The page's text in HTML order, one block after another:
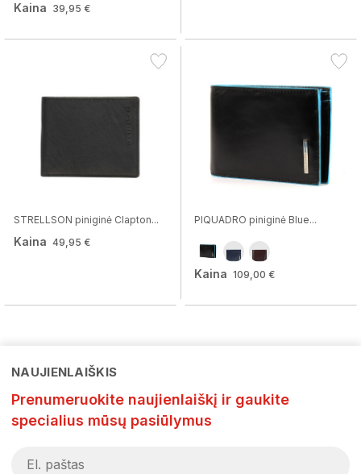
Kaina 39,95 €
STRELLSON piniginė Clapton...
Kaina 49,95 €
PIQUADRO piniginė Blue...
Kaina 109,00 €
NAUJIENLAIŠKIS
Prenumeruokite naujienlaiškį ir gaukite
specialius mūsų pasiūlymus